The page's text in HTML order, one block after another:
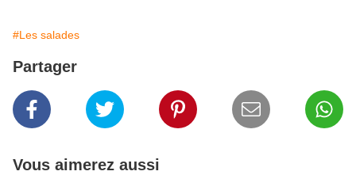
#Les salades
Partager
Vous aimerez aussi